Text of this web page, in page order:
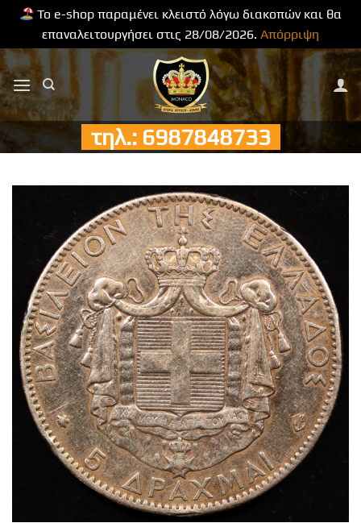
Το e-shop παραμένει κλειστό λόγω διακοπών και θα
επαναλειτουργήσει στις 28/08/2026. Απόρριψη
Μετάβαση
στο
περιεχόμενο
τηλ.: 6987848733